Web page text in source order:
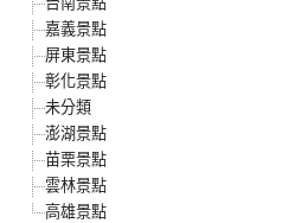
嘉義景點
屏東景點
彰化景點
未分類
澎湖景點
苗栗景點
雲林景點
高雄景點